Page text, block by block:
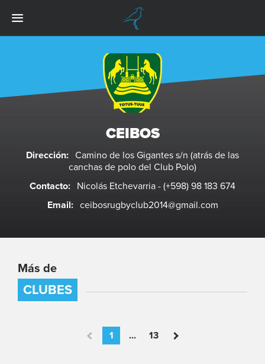
CEIBOS
Dirección: Camino de los Gigantes s/n (atrás de las
canchas de polo del Club Polo)
Contacto: Nicolás Etchevarria - (+598) 98 183 674
Email: ceibosrugbyclub2014@gmail.com
Más de
CLUBES
1 ... 13